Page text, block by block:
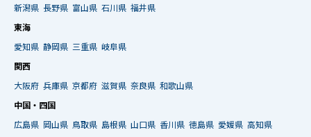
新潟県 長野県 富山県 石川県 福井県
東海
愛知県 静岡県 三重県 岐阜県
関西
大阪府 兵庫県 京都府 滋賀県 奈良県 和歌山県
中国・四国
広島県 岡山県 鳥取県 島根県 山口県 香川県 徳島県 愛媛県 高知県